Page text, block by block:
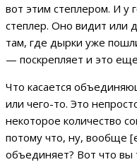
вот этим степлером. И у
степлер. Оно видит или
там, где дырки уже
— поскрепляет и это
Что касается
или чего-то. Это
некоторое количество
потому что, ну, вообще
объединяет? Вот что вы